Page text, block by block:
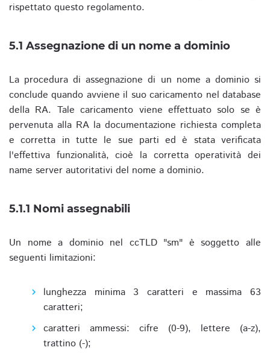
rispettato questo regolamento.
5.1 Assegnazione di un nome a dominio
La procedura di assegnazione di un nome a dominio si
conclude quando avviene il suo caricamento nel database
della RA. Tale caricamento viene effettuato solo se è
pervenuta alla RA la documentazione richiesta completa
e corretta in tutte le sue parti ed è stata verificata
l'effettiva funzionalità, cioè la corretta operatività dei
name server autoritativi del nome a dominio.
5.1.1 Nomi assegnabili
Un nome a dominio nel ccTLD "sm" è soggetto alle
seguenti limitazioni:
lunghezza minima 3 caratteri e massima 63
caratteri;
caratteri ammessi: cifre (0-9), lettere (a-z),
trattino (-);